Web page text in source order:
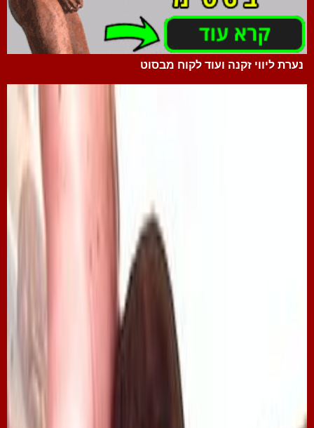
נערת ליווי זקנה ועוד לקוח מבסוט